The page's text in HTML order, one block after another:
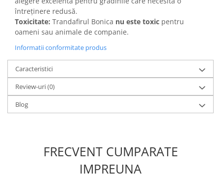
întreținere redusă.
Toxicitate: Trandafirul Bonica nu este toxic pentru
oameni sau animale de companie.
Informatii conformitate produs
Caracteristici
Review-uri(0)
Blog
FRECVENT CUMPARATE
IMPREUNA